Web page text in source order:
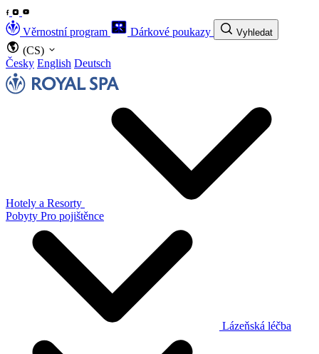
Věrnostní program Dárkové poukazy Vyhledat
(CS)
Česky English Deutsch
Hotely a Resorty
Pobyty Pro pojištěnce
Lázeňská léčba